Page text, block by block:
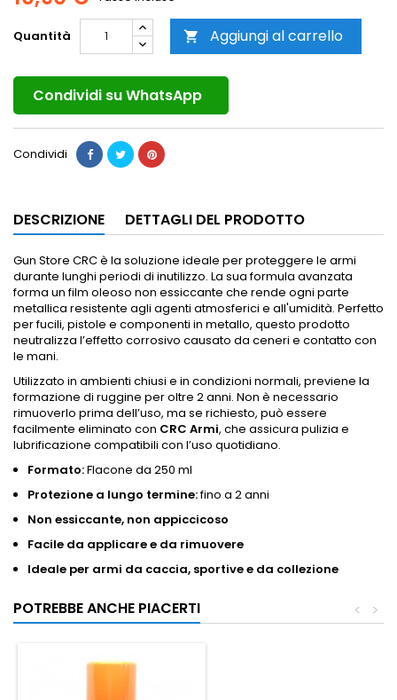
Quantità  Aggiungi al carrello
Condividi su WhatsApp
Condividi
DESCRIZIONE DETTAGLI DEL PRODOTTO
Gun Store CRC è la soluzione ideale per proteggere le armi
durante lunghi periodi di inutilizzo. La sua formula avanzata
forma un film oleoso non essiccante che rende ogni parte
metallica resistente agli agenti atmosferici e all'umidità. Perfetto
per fucili, pistole e componenti in metallo, questo prodotto
neutralizza l’effetto corrosivo causato da ceneri e contatto con
le mani.
Utilizzato in ambienti chiusi e in condizioni normali, previene la
formazione di ruggine per oltre 2 anni. Non è necessario
rimuoverlo prima dell’uso, ma se richiesto, può essere
facilmente eliminato con CRC Armi, che assicura pulizia e
lubrificazione compatibili con l’uso quotidiano.
Formato:Flacone da 250 ml
Protezione a lungo termine:fino a 2 anni
Non essiccante, non appiccicoso
Facile da applicare e da rimuovere
Ideale per armi da caccia, sportive e da collezione
POTREBBE ANCHE PIACERTI >
<